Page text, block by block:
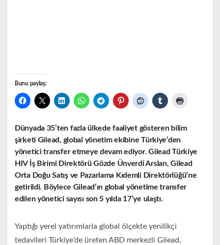
Bunu paylaş:
Dünyada 35’ten fazla ülkede faaliyet gösteren bilim
şirketi Gilead, global yönetim ekibine Türkiye’den
yönetici transfer etmeye devam ediyor. Gilead Türkiye
HIV İş Birimi Direktörü Gözde Ünverdi Arslan, Gilead
Orta Doğu Satış ve Pazarlama Kıdemli Direktörlüğü’ne
getirildi. Böylece Gilead’ın global yönetime transfer
edilen yönetici sayısı son 5 yılda 17’ye ulaştı.
Yaptığı yerel yatırımlarla global ölçekte yenilikçi
tedavileri Türkiye’de üreten ABD merkezli Gilead,